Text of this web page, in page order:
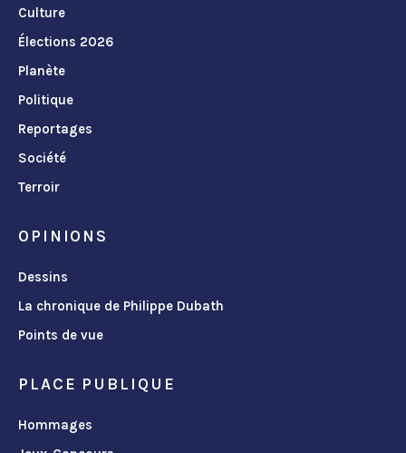
Culture
Élections 2026
Planète
Politique
Reportages
Société
Terroir
OPINIONS
Dessins
La chronique de Philippe Dubath
Points de vue
PLACE PUBLIQUE
Hommages